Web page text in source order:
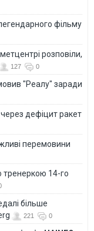
фільму
розповіли,
127 0
"Реалу" заради
дефіцит ракет
перемовини
тренеркою 14-го
більше
221 0